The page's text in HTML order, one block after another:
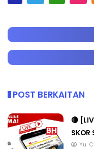
POST BERKAITAN
🔴
SKOR
Yu.